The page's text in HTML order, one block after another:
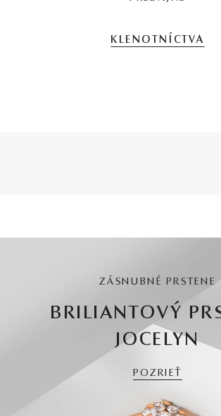
KLENOTNÍCTVA
ZÁSNUBNÉ PRSTENE
BRILIANTOVÝ
JOCELYN
POZRIEŤ